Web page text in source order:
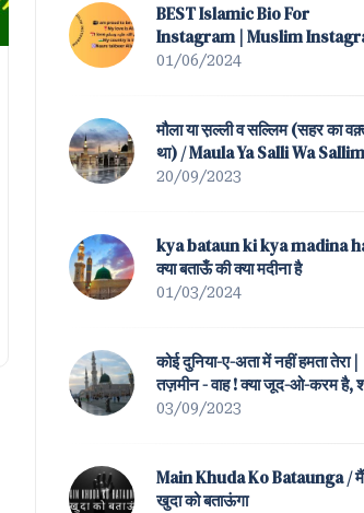
BEST Islamic Bio For
Instagram | Muslim
Bio
01/06/2024
मौला या स़ल्ली व सल्लिम (सहर का
था) / Maula Ya Salli Wa Sallim
(Sahar Ka Waqt Tha)
20/09/2023
kya bataun ki kya madina
क्या बताऊँ की क्या मदीना है
01/03/2024
कोई दुनिया-ए-अता में नहीं हमता तेरा |
तज़मीन - वाह ! क्या जूद-ओ-करम है,
ए-बतहा ! तेरा / Koi Duniya-e-Ata
03/09/2023
Main Khuda Ko Bataunga / मैं
खुदा को बताऊंगा